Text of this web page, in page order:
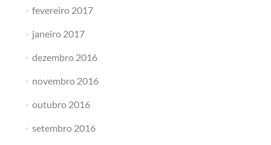
fevereiro 2017
janeiro 2017
dezembro 2016
novembro 2016
outubro 2016
setembro 2016